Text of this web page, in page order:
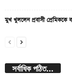
মুখ খুললেন প্রবাসী প্রেমিককে
সর্বাধিক পঠিত...